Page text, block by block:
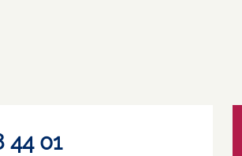
44 01